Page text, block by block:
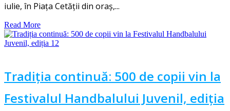
iulie, în Piața Cetății din oraș,...
Read More
Tradiția continuă: 500 de copii vin la
Festivalul Handbalului Juvenil, ediția